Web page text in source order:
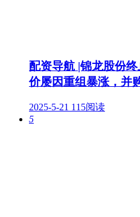
配资导航 |锦龙股份
价屡因重组暴涨，并
2025-5-21 115阅读
5